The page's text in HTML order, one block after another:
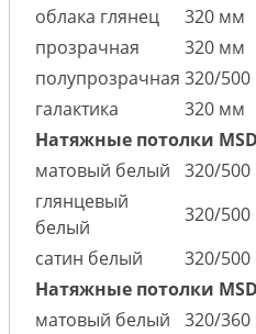
облака глянец
320 мм
прозрачная
320 мм
полупрозрачная 320/
галактика
320 мм
Натяжные потолки
матовый белый
320/
глянцевый
белый
320/
сатин белый
320/
Натяжные потолки
матовый белый
320/